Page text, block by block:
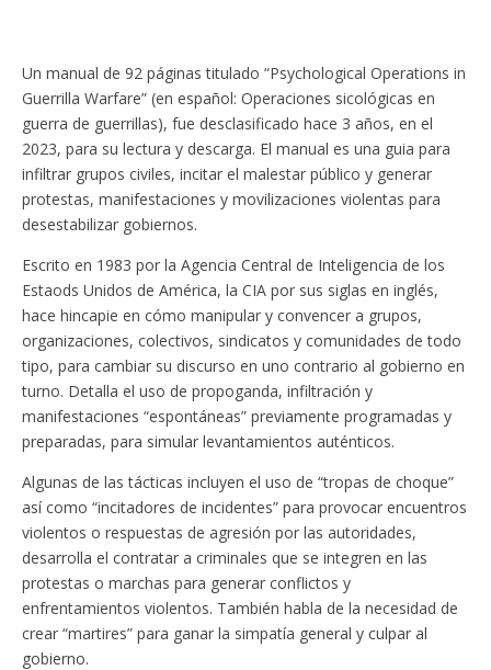
Un manual de 92 páginas titulado “Psychological Operations in
Guerrilla Warfare” (en español: Operaciones sicológicas en
guerra de guerrillas), fue desclasificado hace 3 años, en el
2023, para su lectura y descarga. El manual es una guia para
infiltrar grupos civiles, incitar el malestar público y generar
protestas, manifestaciones y movilizaciones violentas para
desestabilizar gobiernos.
Escrito en 1983 por la Agencia Central de Inteligencia de los
Estaods Unidos de América, la CIA por sus siglas en inglés,
hace hincapie en cómo manipular y convencer a grupos,
organizaciones, colectivos, sindicatos y comunidades de todo
tipo, para cambiar su discurso en uno contrario al gobierno en
turno. Detalla el uso de propoganda, infiltración y
manifestaciones “espontáneas” previamente programadas y
preparadas, para simular levantamientos auténticos.
Algunas de las tácticas incluyen el uso de “tropas de choque”
así como “incitadores de incidentes” para provocar encuentros
violentos o respuestas de agresión por las autoridades,
desarrolla el contratar a criminales que se integren en las
protestas o marchas para generar conflictos y
enfrentamientos violentos. También habla de la necesidad de
crear “martires” para ganar la simpatía general y culpar al
gobierno.